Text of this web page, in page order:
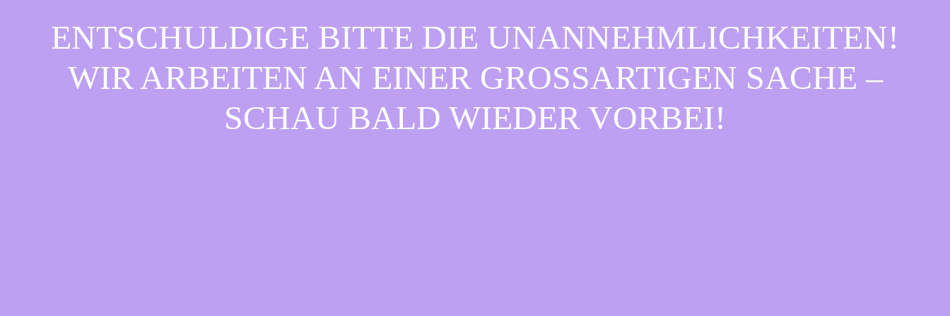
ENTSCHULDIGE BITTE DIE UNANNEHMLICHKEITEN!
WIR ARBEITEN AN EINER GROSSARTIGEN SACHE – S
CHAU BALD WIEDER VORBEI!